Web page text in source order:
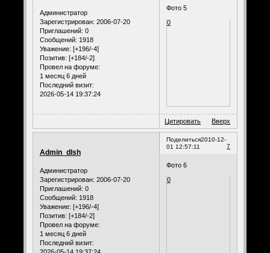
Администратор
Зарегистрирован: 2006-07-20
Приглашений: 0
Сообщений: 1918
Уважение: [+196/-4]
Позитив: [+184/-2]
Провел на форуме:
1 месяц 6 дней
Последний визит:
2026-05-14 19:37:24
Фото 5
0
Цитировать Вверх
Поделиться
7
2010-12-
01 12:57:11
Admin_dlsh
Администратор
Зарегистрирован: 2006-07-20
Приглашений: 0
Сообщений: 1918
Уважение: [+196/-4]
Позитив: [+184/-2]
Провел на форуме:
1 месяц 6 дней
Последний визит:
2026-05-14 19:37:24
Фото 6
0